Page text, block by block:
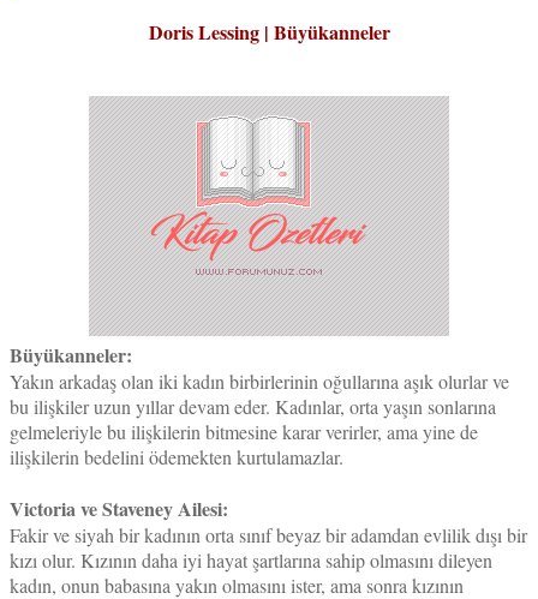
Doris Lessing | Büyükanneler
Büyükanneler:
Yakın arkadaş olan iki kadın birbirlerinin oğullarına aşık olurlar ve
bu ilişkiler uzun yıllar devam eder. Kadınlar, orta yaşın sonlarına
gelmeleriyle bu ilişkilerin bitmesine karar verirler, ama yine de
ilişkilerin bedelini ödemekten kurtulamazlar.
Victoria ve Staveney Ailesi:
Fakir ve siyah bir kadının orta sınıf beyaz bir adamdan evlilik dışı bir
kızı olur. Kızının daha iyi hayat şartlarına sahip olmasını dileyen
kadın, onun babasına yakın olmasını ister, ama sonra kızının